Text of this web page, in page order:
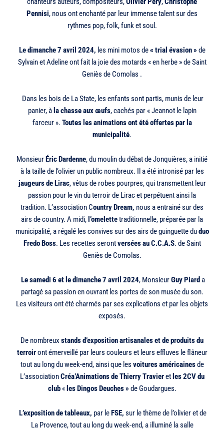
Pennisi, nous ont enchanté par leur immense talent sur des
rythmes pop, folk, funk et soul.
Le dimanche 7 avril 2024, les mini motos de« trial évasion » de
Sylvain et Adeline ont fait la joie des motards « en herbe » de Saint
Geniès de Comolas .
Dans les bois de La State, les enfants sont partis, munis de leur
panier, à la chasse aux œufs, cachés par « Jeannot le lapin
farceur ». Toutes les animations ont été offertes par la
municipalité.
MonsieurÉric Dardenne, du moulin du débat de Jonquières, a initié
à la taille de l’olivier un public nombreux. Il a été intronisé par les
jaugeurs de Lirac, vêtus de robes pourpres, qui transmettent leur
passion pour le vin du terroir de Lirac et perpétuent ainsi la
tradition. L’association Country Dream, nous a entrainé sur des
airs de country. A midi, l’omelettetraditionnelle, préparée par la
municipalité, a régalé les convives sur des airs de guinguette duduo
Fredo Boss. Les recettes serontversées au C.C.A.S. de Saint
Geniès de Comolas.
Le samedi 6 et le dimanche 7 avril 2024, MonsieurGuy Piard a
partagé sa passion en ouvrant les portes de son musée du son.
Les visiteurs ont été charmés par ses explications et par les objets
exposés.
De nombreux stands d’exposition artisanales et de produitsdu
terroiront émerveillé par leurs couleurs et leurs effluves le flâneur
tout au long du week-end, ainsi que les voitures américainesde
L’associationCréa’Animations de Thierry Travieret les 2CV du
club« les DingosDeuches » de Goudargues.
L’exposition de tableaux, par leFSE, sur le thème de l’olivier et de
La Provence, tout au long du week-end, a illuminé la salle